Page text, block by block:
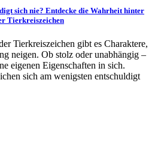
sich nie? Entdecke die Wahrheit hinter
Tierkreiszeichen
Tierkreiszeichen gibt es Charaktere,
neigen. Ob stolz oder unabhängig –
eigenen Eigenschaften in sich.
sich am wenigsten entschuldigt